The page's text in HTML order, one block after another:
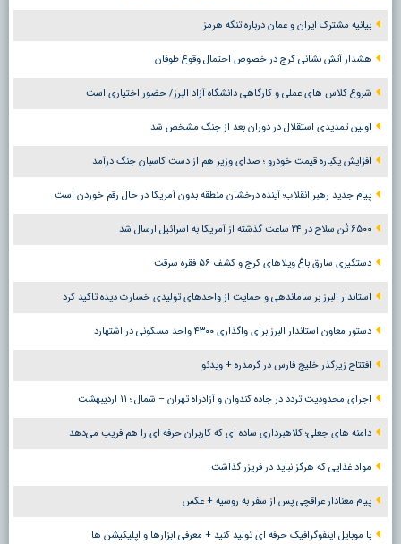
بیانیه مشترک ایران و عمان درباره تنگه هرمز
هشدار آتش نشانی کرج در خصوص احتمال وقوع طوفان
شروع کلاس های عملی و کارگاهی دانشگاه آزاد البرز/ حضور اختیاری است
اولین تمدیدی استقلال در دوران بعد از جنگ مشخص شد
افزایش یکباره قیمت خودرو ؛ صدای وزیر هم از دست کاسبان جنگ درآمد
پیام جدید رهبر انقلاب؛ آینده درخشان منطقه بدون آمریکا در حال رقم خوردن است
۶۵۰۰ تُن سلاح در ۲۴ ساعت گذشته از آمریکا به اسرائیل ارسال شد
دستگیری سارق باغ ویلاهای کرج و کشف ۵۶ فقره سرقت
استاندار البرز بر ساماندهی و حمایت از واحدهای تولیدی خسارت دیده تاکید کرد
دستور معاون استاندار البرز برای واگذاری ۴۳۰۰ واحد مسکونی در اشتهارد
افتتاح زیرگذر خلیج فارس در گرمدره + ویدئو
اجرای محدودیت تردد در جاده کندوان و آزادراه تهران – شمال ؛ ١١ اردیبهشت
دامنه های جعلی؛ کلاهبرداری ساده ای که کاربران حرفه ای را هم فریب می‌دهد
مواد غذایی که هرگز نباید در فریزر گذاشت
پیام معنادار عراقچی پس از سفر به روسیه + عکس
با موبایل اینفوگرافیک حرفه ای تولید کنید + معرفی ابزارها و اپلیکیشن ها